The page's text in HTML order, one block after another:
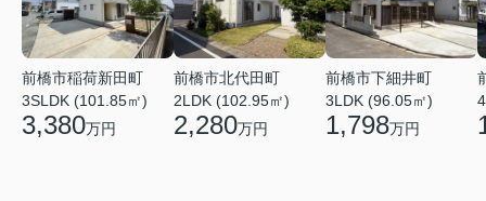
前橋市稲荷新田町
3SLDK (101.85㎡)
3,380万円
前橋市北代田町
2LDK (102.95㎡)
2,280万円
前橋市下細井町
3LDK (96.05㎡)
1,798万円